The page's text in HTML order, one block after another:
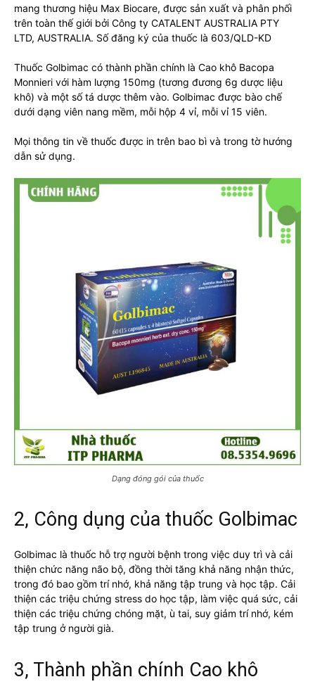
mang thương hiệu Max Biocare, được sản xuất và phân phối
trên toàn thế giới bởi Công ty CATALENT AUSTRALIA PTY
LTD, AUSTRALIA. Số đăng ký của thuốc là 603/QLD-KD
Thuốc Golbimac có thành phần chính là Cao khô Bacopa
Monnieri với hàm lượng 150mg (tương đương 6g dược liệu
khô) và một số tá dược thêm vào. Golbimac được bào chế
dưới dạng viên nang mềm, mỗi hộp 4 vỉ, mỗi vỉ 15 viên.
Mọi thông tin về thuốc được in trên bao bì và trong tờ hướng
dẫn sử dụng.
Dạng đóng gói của thuốc
2, Công dụng của thuốc Golbimac
Golbimac là thuốc hỗ trợ người bệnh trong việc duy trì và cải
thiện chức năng não bộ, đồng thời tăng khả năng nhận thức,
trong đó bao gồm trí nhớ, khả năng tập trung và học tập. Cải
thiện các triệu chứng stress do học tập, làm việc quá sức, cải
thiện các triệu chứng chóng mặt, ù tai, suy giảm trí nhớ, kém
tập trung ở người già.
3, Thành phần chính Cao khô